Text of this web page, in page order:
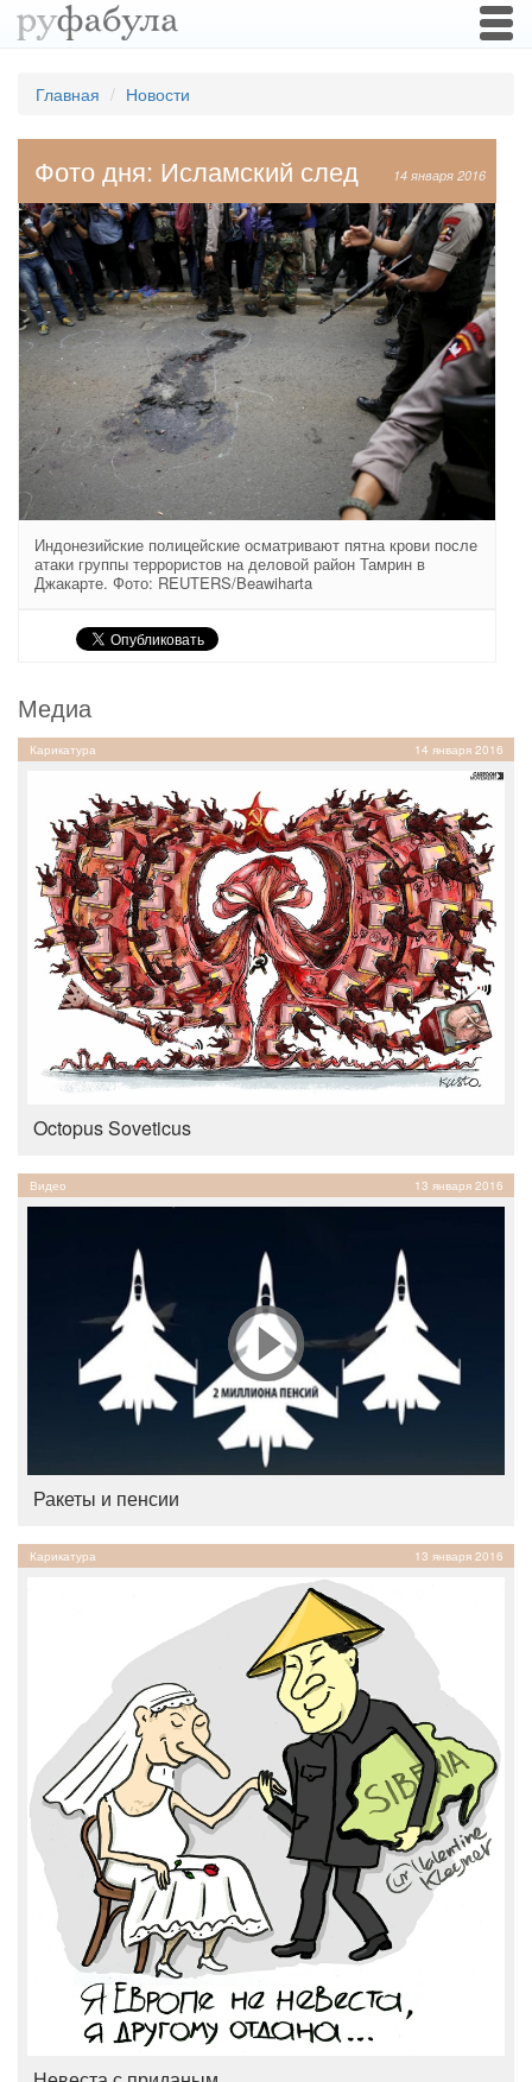
Главная Новости
14 января 2016
Фото дня: Исламский след
Индонезийские полицейские осматривают пятна крови после
атаки группы террористов на деловой район Тамрин в
Джакарте. Фото: REUTERS/Beawiharta
Медиа
Карикатура 14 января 2016
Octopus Soveticus
Видео 13 января 2016
Ракеты и пенсии
Карикатура 13 января 2016